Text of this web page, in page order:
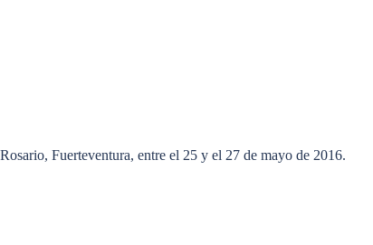
Fuerteventura, entre el 25 y el 27 de mayo de 2016.